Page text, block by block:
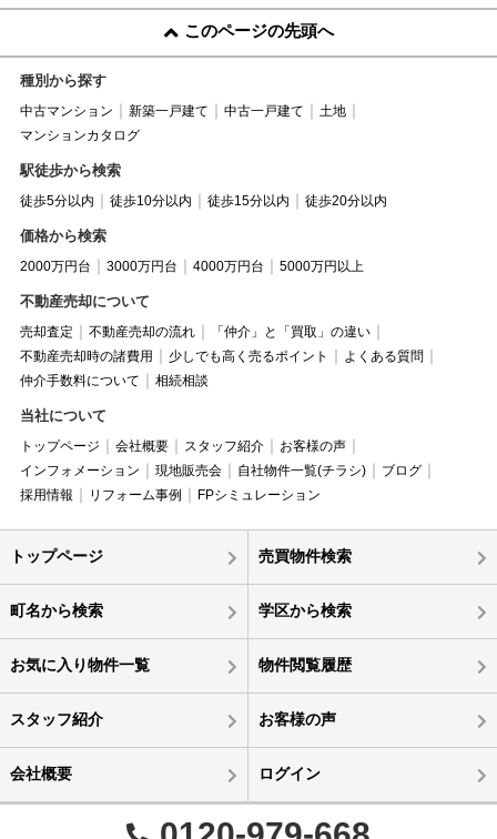
このページの先頭へ
種別から探す
中古マンション 新築一戸建て 中古一戸建て
土地
マンションカタログ
駅徒歩から検索
徒歩5分以内 徒歩10分以内 徒歩15分以内 徒歩20分以内
価格から検索
2000万円台 3000万円台 4000万円台 5000万円以上
不動産売却について
売却査定 不動産売却の流れ
「仲介」と「買取」の違い
不動産売却時の諸費用
少しでも高く売るポイント
よくある質問
仲介手数料について
相続相談
当社について
トップページ 会社概要 スタッフ紹介
お客様の声
インフォメーション
現地販売会 自社物件一覧(チラシ)
ブログ
採用情報
リフォーム事例 FPシミュレーション
トップページ 売買物件検索
町名から検索 学区から検索
お気に入り物件一覧 物件閲覧履歴
スタッフ紹介 お客様の声
会社概要 ログイン